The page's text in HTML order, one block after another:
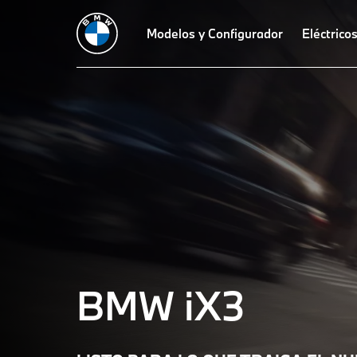
Modelos y Configurador Eléctricos
Te
damos
la
bienvenida
el
BMW iX3